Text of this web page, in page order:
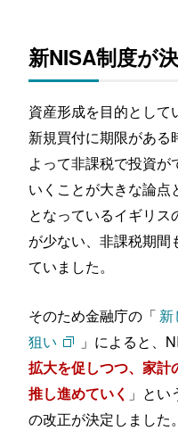
まとめ
新NISA制度が
資産形成を目的として
新規買付に期限がある
よって非課税で投資
いくことが大きな論点
となっているイギリ
が少ない、非課税期
ていました。
そのため金融庁の「
狙い
」によると、
拡大を促しつつ、家計
推し進めていく 」と
の改正が決定しました。